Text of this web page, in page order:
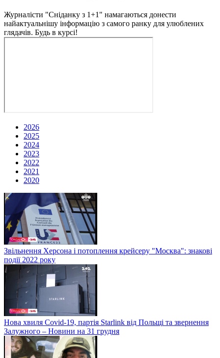
Журналісти "Сніданку з 1+1" намагаються донести
найактуальнішу інформацію з самого ранку для улюблених
глядачів. Будь в курсі!
2026
2025
2024
2023
2022
2021
2020
Звільнення Херсона і потоплення крейсеру "Москва": знакові
події 2022 року
Нова хвиля Covid-19, партія Starlink від Польщі та звернення
Залужного – Новини на 31 грудня